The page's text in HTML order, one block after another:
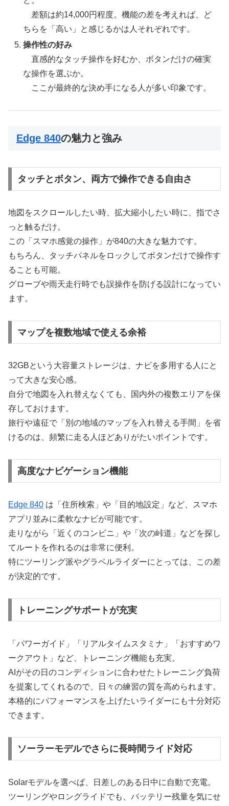
差額は約14,000円程度。機能の差を考えれば、ど
ちらを「高い」と感じるかは人それぞれです。
操作性の好み
直感的なタッチ操作を好むか、ボタンだけの確実
な操作を選ぶか。
ここが最終的な決め手になる人が多い印象です。
Edge 840の魅力と強み
タッチとボタン、両方で操作できる自由さ
地図をスクロールしたい時、拡大縮小したい時に、指でさ
っと触るだけ。
この「スマホ感覚の操作」が840の大きな魅力です。
もちろん、タッチパネルをロックしてボタンだけで操作す
ることも可能。
グローブや雨天走行時でも誤操作を防げる設計になってい
ます。
マップを複数地域で使える余裕
32GBという大容量ストレージは、ナビを多用する人にと
って大きな安心感。
自分で地図を入れ替えなくても、国内外の複数エリアを保
存しておけます。
旅行や遠征で「別の地域のマップを入れ替える手間」を省
けるのは、頻繁に走る人ほどありがたいポイントです。
高度なナビゲーション機能
Edge 840 は「住所検索」や「目的地設定」など、スマホ
アプリ並みに柔軟なナビが可能です。
走りながら「近くのコンビニ」や「次の峠道」などを探し
てルートを作れるのは非常に便利。
特にツーリング派やグラベルライダーにとっては、この差
が決定的です。
トレーニングサポートが充実
「パワーガイド」「リアルタイムスタミナ」「おすすめワ
ークアウト」など、トレーニング機能も充実。
AIがその日のコンディションに合わせたトレーニング負荷
を提案してくれるので、日々の練習の質を高められます。
本格的にパフォーマンスを上げたいライダーにも十分対応
できます。
ソーラーモデルでさらに長時間ライド対応
Solarモデルを選べば、日差しのある日中に自動で充電。
ツーリングやロングライドでも、バッテリー残量を気にせ